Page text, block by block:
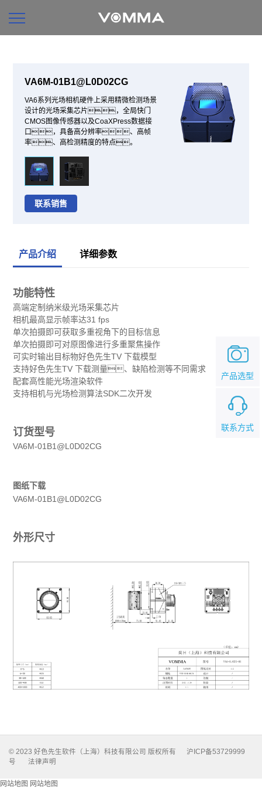
VA6M-01B1@L0D02CG
VA6系列光场相机硬件上采用精微检测场景
设计的光场采集芯片，全局快门
CMOS图像传感器以及CoaXPress数据接
口，具备高分辨率、高帧
率、高检测精度的特点。
联系销售
产品介绍 详细参数
功能特性
高端定制纳米级光场采集芯片
相机最高显示帧率达31 fps
单次拍摄即可获取多重视角下的目标信息
单次拍摄即可对原图像进行多重聚焦操作
可实时输出目标物好色先生TV 下载模型
支持好色先生TV 下载测量、缺陷检测等不同需求
配套高性能光场渲染软件
支持相机与光场检测算法SDK二次开发
订货型号
VA6M-01B1@L0D02CG
图纸下载
VA6M-01B1@L0D02CG
外形尺寸
© 2023 好色先生软件（上海）科技有限公司 版权所有
沪ICP备53729999
号
法律声明
联系方式
产品选型
网站地图 网站地图